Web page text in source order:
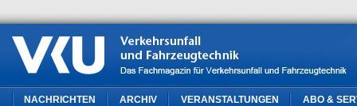
NACHRICHTEN ARCHIV VERANSTALTUNGEN ABO &